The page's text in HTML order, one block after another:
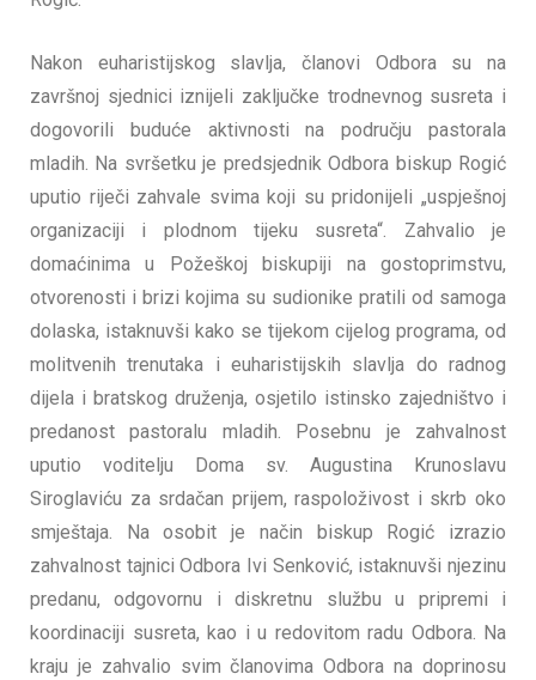
Nakon euharistijskog slavlja, članovi Odbora su na
završnoj sjednici iznijeli zaključke trodnevnog susreta i
dogovorili buduće aktivnosti na području pastorala
mladih. Na svršetku je predsjednik Odbora biskup Rogić
uputio riječi zahvale svima koji su pridonijeli „uspješnoj
organizaciji i plodnom tijeku susreta“. Zahvalio je
domaćinima u Požeškoj biskupiji na gostoprimstvu,
otvorenosti i brizi kojima su sudionike pratili od samoga
dolaska, istaknuvši kako se tijekom cijelog programa, od
molitvenih trenutaka i euharistijskih slavlja do radnog
dijela i bratskog druženja, osjetilo istinsko zajedništvo i
predanost pastoralu mladih. Posebnu je zahvalnost
uputio voditelju Doma sv. Augustina Krunoslavu
Siroglaviću za srdačan prijem, raspoloživost i skrb oko
smještaja. Na osobit je način biskup Rogić izrazio
zahvalnost tajnici Odbora Ivi Senković, istaknuvši njezinu
predanu, odgovornu i diskretnu službu u pripremi i
koordinaciji susreta, kao i u redovitom radu Odbora. Na
kraju je zahvalio svim članovima Odbora na doprinosu